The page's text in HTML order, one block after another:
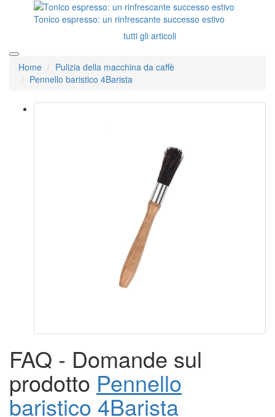
Tonico espresso: un rinfrescante successo estivo
tutti gli articoli
Home
Pulizia della macchina da caffè
Pennello baristico 4Barista
FAQ - Domande sul
prodotto Pennello
baristico 4Barista